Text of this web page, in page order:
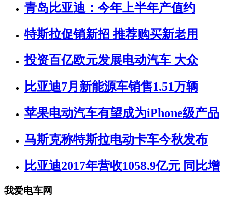
青岛比亚迪：今年上半年产值约
特斯拉促销新招 推荐购买新老用
投资百亿欧元发展电动汽车 大众
比亚迪7月新能源车销售1.51万辆
苹果电动汽车有望成为iPhone级产品
马斯克称特斯拉电动卡车今秋发布
比亚迪2017年营收1058.9亿元 同比增
我爱电车网